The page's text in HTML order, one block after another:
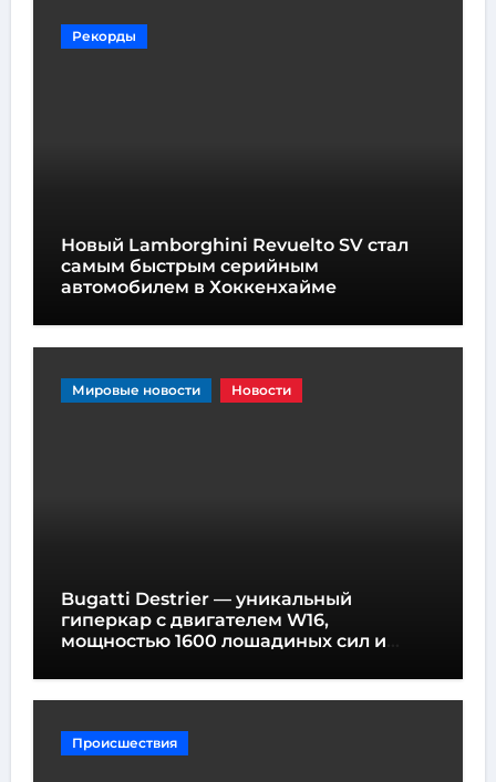
Рекорды
Новый Lamborghini Revuelto SV стал
самым быстрым серийным
автомобилем в Хоккенхайме
Мировые новости Новости
Bugatti Destrier — уникальный
гиперкар с двигателем W16,
мощностью 1600 лошадиных сил и
Происшествия